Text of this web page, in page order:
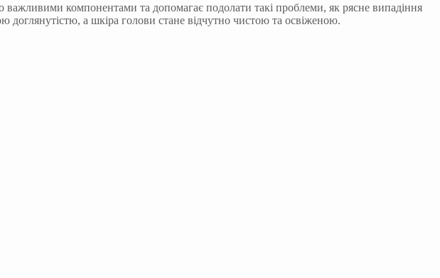
важливими компонентами та допомагає подолати такі проблеми, як рясне випадіння
доглянутістю, а шкіра голови стане відчутно чистою та освіженою.